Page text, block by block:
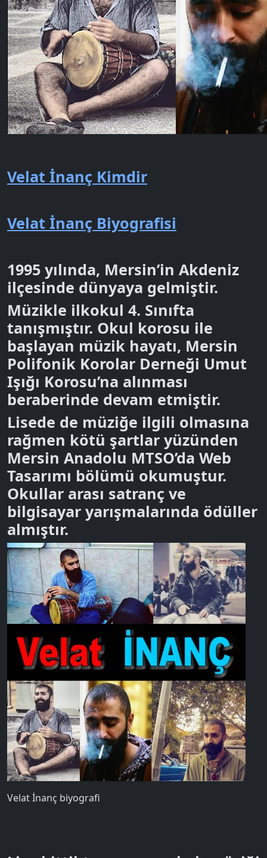
Velat İnanç Kimdir
Velat İnanç Biyografisi
1995 yılında, Mersin’in Akdeniz
ilçesinde dünyaya gelmiştir.
Müzikle ilkokul 4. Sınıfta
tanışmıştır. Okul korosu ile
başlayan müzik hayatı, Mersin
Polifonik Korolar Derneği Umut
Işığı Korosu’na alınması
beraberinde devam etmiştir.
Lisede de müziğe ilgili olmasına
rağmen kötü şartlar yüzünden
Mersin Anadolu MTSO’da Web
Tasarımı bölümü okumuştur.
Okullar arası satranç ve
bilgisayar yarışmalarında ödüller
almıştır.
Velat İnanç biyografi